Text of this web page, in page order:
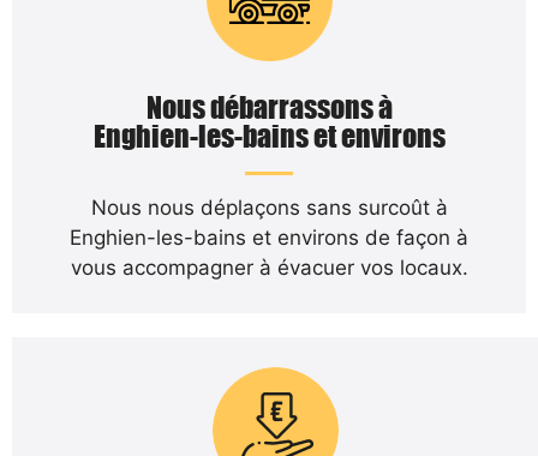
Nous débarrassons à
Enghien-les-bains et environs
Nous nous déplaçons sans surcoût à
Enghien-les-bains et environs de façon à
vous accompagner à évacuer vos locaux.